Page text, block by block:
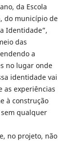
da Escola
do município de
Identidade”,
das
a
no lugar onde
identidade vai
as experiências
à construção
qualquer
no projeto, não